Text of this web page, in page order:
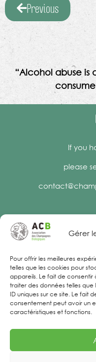
Gérer
Pour offrir les meilleures
telles que les cookies pour
appareils. Le fait de
traiter des données telles
ID uniques sur ce site. Le fait
consentement peut avoir un
caractéristiques et fonctions.
Previous
“Alcohol abuse is
If you
please